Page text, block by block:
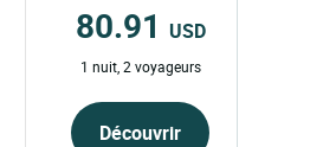
80.91 USD
1 nuit, 2 voyageurs
Découvrir